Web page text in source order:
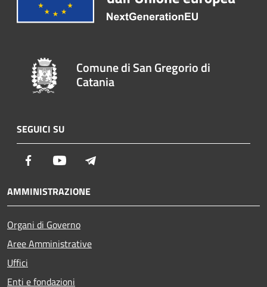
Comune di San Gregorio di
Catania
SEGUICI SU
Facebook Youtube
AMMINISTRAZIONE
Organi di Governo
Aree Amministrative
Uffici
Enti e fondazioni